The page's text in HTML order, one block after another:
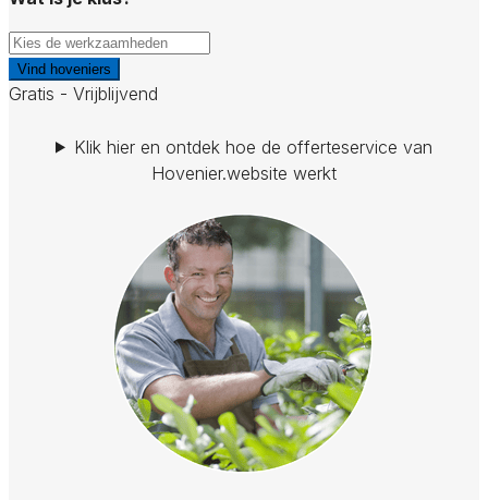
Vind hoveniers
Gratis - Vrijblijvend
Klik hier en ontdek hoe de offerteservice van
Hovenier.website werkt